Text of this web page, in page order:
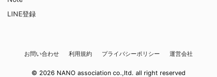
LINE登録
お問い合わせ 利用規約 プライバシーポリシー 運営会社
© 2026 NANO association co.,ltd. all right reserved